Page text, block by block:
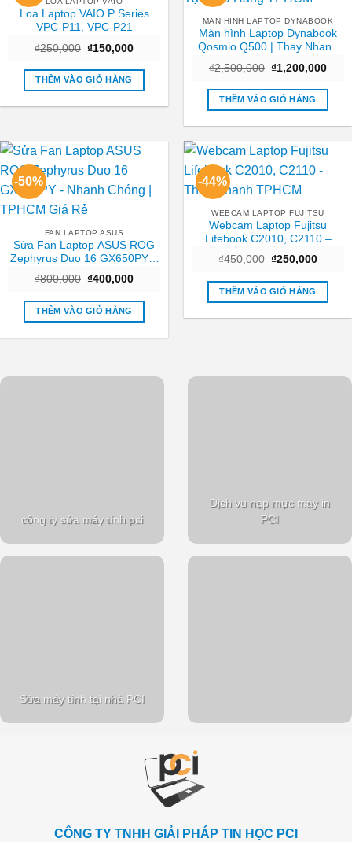
Loa Laptop VAIO P Series
VPC-P11, VPC-P21
₫250,000 Giá
là:
₫250,000.
₫150,000Giá
tại
₫150,000.
THÊM VÀO GIỎ HÀNG
MAN HINH LAPTOP DYNABOOK
Màn hình Laptop Dynabook
Qosmio Q500 | Thay Nhanh
₫2,500,000 Giá
gốc
là:
₫2,500,000.
₫1,200,000Giá
tại
THÊM VÀO GIỎ HÀNG
-50%
FAN LAPTOP ASUS
Sửa Fan Laptop ASUS ROG
Zephyrus Duo 16 GX650PY –
Nhanh Chóng | TPHCM Giá
Rẻ
₫800,000 Giá
là:
₫800,000.
₫400,000Giá
tại
₫400,000.
THÊM VÀO GIỎ HÀNG
-44%
WEBCAM LAPTOP FUJITSU
Webcam Laptop Fujitsu
Lifebook C2010, C2110 –
Thay Nhanh TPHCM
₫450,000 Giá
là:
₫450,000.
₫250,000Giá
tại
THÊM VÀO GIỎ HÀNG
công ty sửa máy tính pci
Dịch vụ nạp mực máy in
PCI
Sửa máy tính tại nhà PCI
CÔNG TY TNHH GIẢI PHÁP TIN HỌC PCI